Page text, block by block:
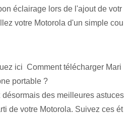
éclairage lors de l'ajout de votr
votre Motorola d'un simple cou
ici Comment télécharger Mari
portable ?
des meilleures astuces
de votre Motorola. Suivez ces ét